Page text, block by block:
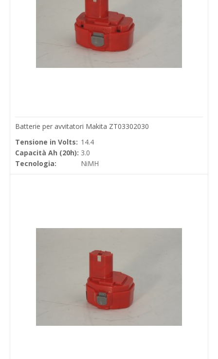
Batterie per avvitatori Makita ZT03302030
Tensione in Volts: 14.4
Capacità Ah (20h): 3.0
Tecnologia:
NiMH